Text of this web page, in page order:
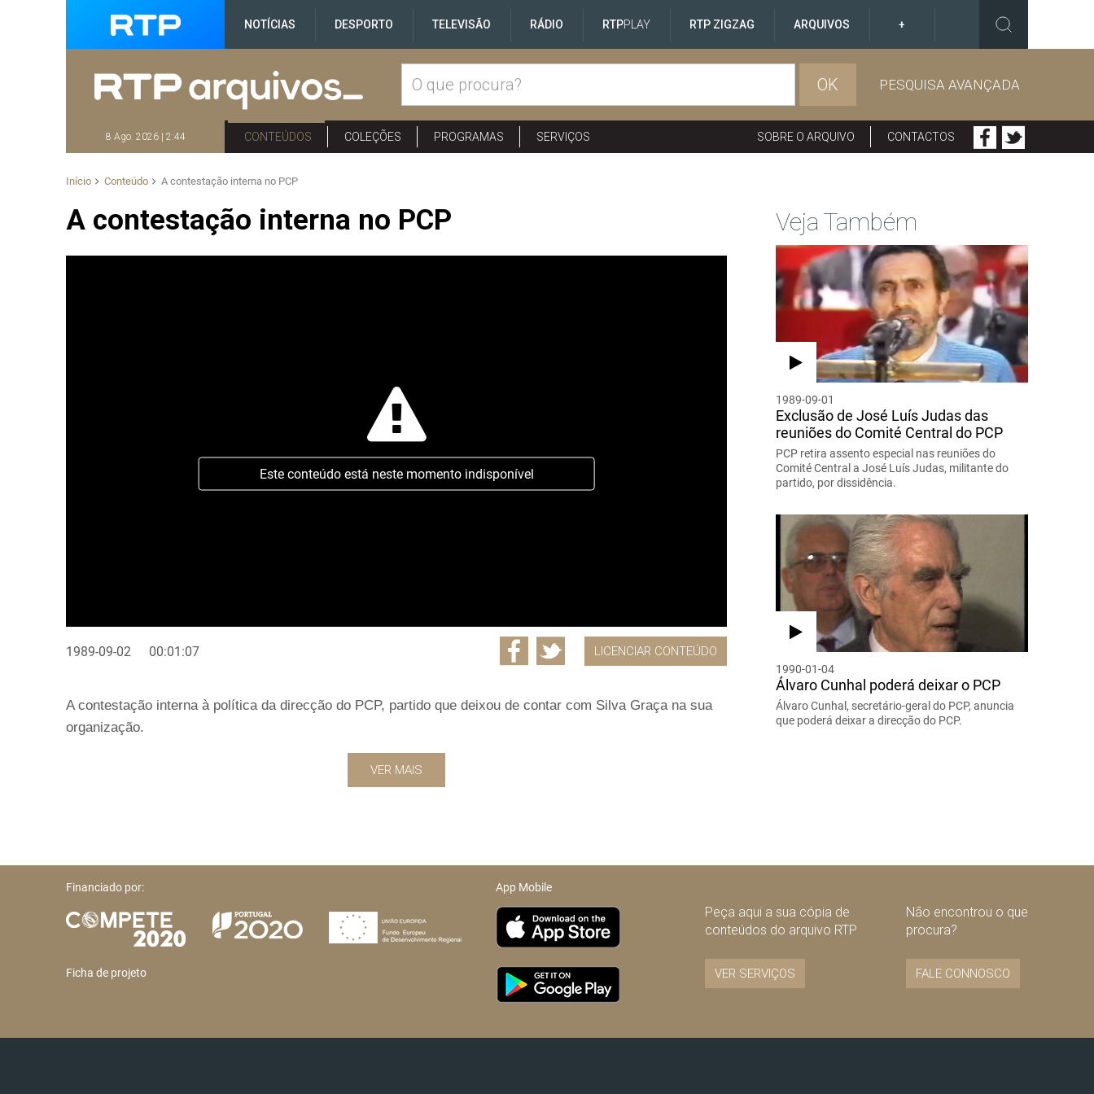
NOTÍCIAS DESPORTO TELEVISÃO RÁDIO RTPPLAY RTP ZIGZAG ARQUIVOS +
OK PESQUISA AVANÇADA
8 Ago. 2026 | 2:44 CONTEÚDOS COLEÇÕES PROGRAMAS SERVIÇOS SOBRE O ARQUIVO CONTACTOS
Início Conteúdo A contestação interna no PCP
A contestação interna no PCP
Este conteúdo está neste momento indisponível
1989-09-02 00:01:07 LICENCIAR CONTEÚDO
A contestação interna à política da direcção do PCP, partido que deixou de contar com Silva Graça na sua
organização.
VER MAIS
Veja Também
1989-09-01
Exclusão de José Luís Judas das
reuniões do Comité Central do PCP
PCP retira assento especial nas reuniões do
Comité Central a José Luís Judas, militante do
partido, por dissidência.
1990-01-04
Álvaro Cunhal poderá deixar o PCP
Álvaro Cunhal, secretário-geral do PCP, anuncia
que poderá deixar a direcção do PCP.
Financiado por:
Ficha de projeto
App Mobile
Peça aqui a sua cópia de
conteúdos do arquivo RTP
VER SERVIÇOS
Não encontrou o que
procura?
FALE CONNOSCO